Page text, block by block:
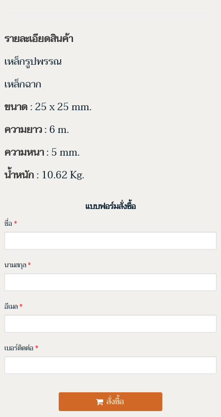
รายละเอียดสินค้า
เหล็กรูปพรรณ
เหล็กฉาก
ขนาด: 25 x 25 mm.
ความยาว: 6 m.
ความหนา: 5 mm.
น้ำหนัก: 10.62 Kg.
แบบฟอร์มสั่งซื้อ
ชื่อ *
นามสกุล*
อีเมล*
เบอร์ติดต่อ *
สั่งซื้อ